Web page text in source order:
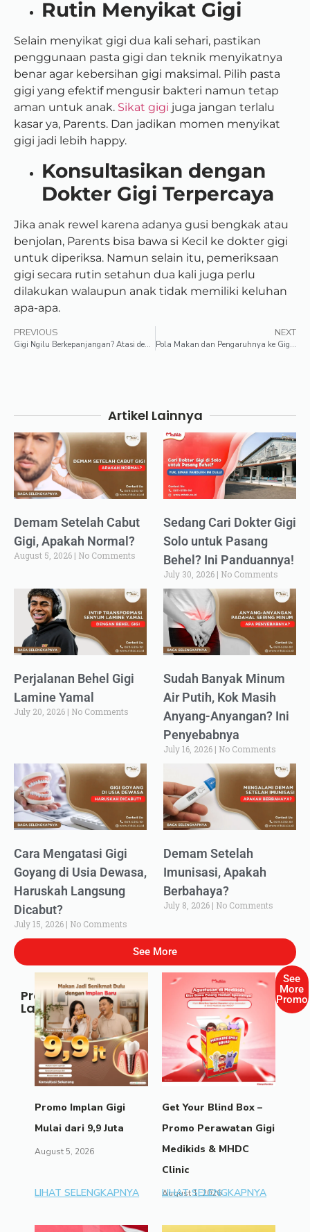
Rutin Menyikat Gigi
Selain menyikat gigi dua kali sehari, pastikan
penggunaan pasta gigi dan teknik menyikatnya
benar agar kebersihan gigi maksimal. Pilih pasta
gigi yang efektif mengusir bakteri namun tetap
aman untuk anak. Sikat gigi juga jangan terlalu
kasar ya, Parents. Dan jadikan momen menyikat
gigi jadi lebih happy.
Konsultasikan dengan
Dokter Gigi Terpercaya
Jika anak rewel karena adanya gusi bengkak atau
benjolan, Parents bisa bawa si Kecil ke dokter gigi
untuk diperiksa. Namun selain itu, pemeriksaan
gigi secara rutin setahun dua kali juga perlu
dilakukan walaupun anak tidak memiliki keluhan
apa-apa.
PREVIOUS
Gigi Ngilu Berkepanjangan? Atasi dengan Cara Ini
NEXT
Pola Makan dan Pengaruhnya ke Gigi Keropos
Artikel Lainnya
Demam Setelah Cabut
Gigi, Apakah Normal?
August 5, 2026 No Comments
Sedang Cari Dokter Gigi
Solo untuk Pasang
Behel? Ini Panduannya!
July 30, 2026 No Comments
Perjalanan Behel Gigi
Lamine Yamal
July 20, 2026 No Comments
Sudah Banyak Minum
Air Putih, Kok Masih
Anyang-Anyangan? Ini
Penyebabnya
July 16, 2026 No Comments
Cara Mengatasi Gigi
Goyang di Usia Dewasa,
Haruskah Langsung
Dicabut?
July 15, 2026 No Comments
Demam Setelah
Imunisasi, Apakah
Berbahaya?
July 8, 2026 No Comments
See More
Promo
Lainnya
Promo Implan Gigi
Mulai dari 9,9 Juta
August 5, 2026
LIHAT SELENGKAPNYA
Get Your Blind Box –
Promo Perawatan Gigi
Medikids & MHDC
Clinic
August 1, 2026
LIHAT SELENGKAPNYA
See
More
Promo